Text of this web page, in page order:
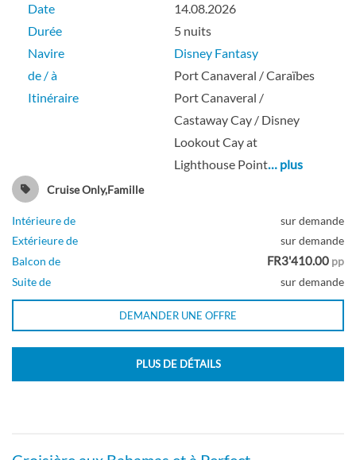
Date
14.08.2026
Durée
5 nuits
Navire
Disney Fantasy
de / à
Port Canaveral / Caraïbes
Itinéraire
Port Canaveral /
Castaway Cay / Disney
Lookout Cay at
Lighthouse Point… plus
Cruise Only,Famille
Intérieure de
sur demande
Extérieure de
sur demande
Balcon de
FR3'410.00 pp
Suite de
sur demande
DEMANDER UNE OFFRE
PLUS DE DÉTAILS